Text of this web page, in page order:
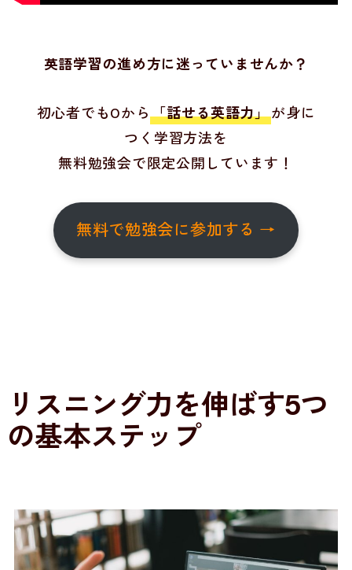
英語学習の進め方に迷っていませんか？
初心者でも0から「話せる英語力」が身に
つく学習方法を
無料勉強会で限定公開しています！
無料で勉強会に参加する →
リスニング力を伸ばす5つ
の基本ステップ